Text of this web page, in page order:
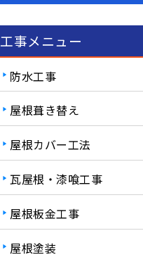
工事メニュー
防水工事
屋根葺き替え
屋根カバー工法
瓦屋根・漆喰工事
屋根板金工事
屋根塗装